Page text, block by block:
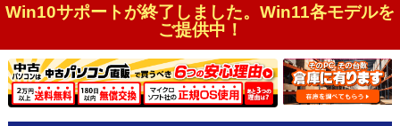
Win10サポートが終了しました。Win11各モデルを
ご提供中！